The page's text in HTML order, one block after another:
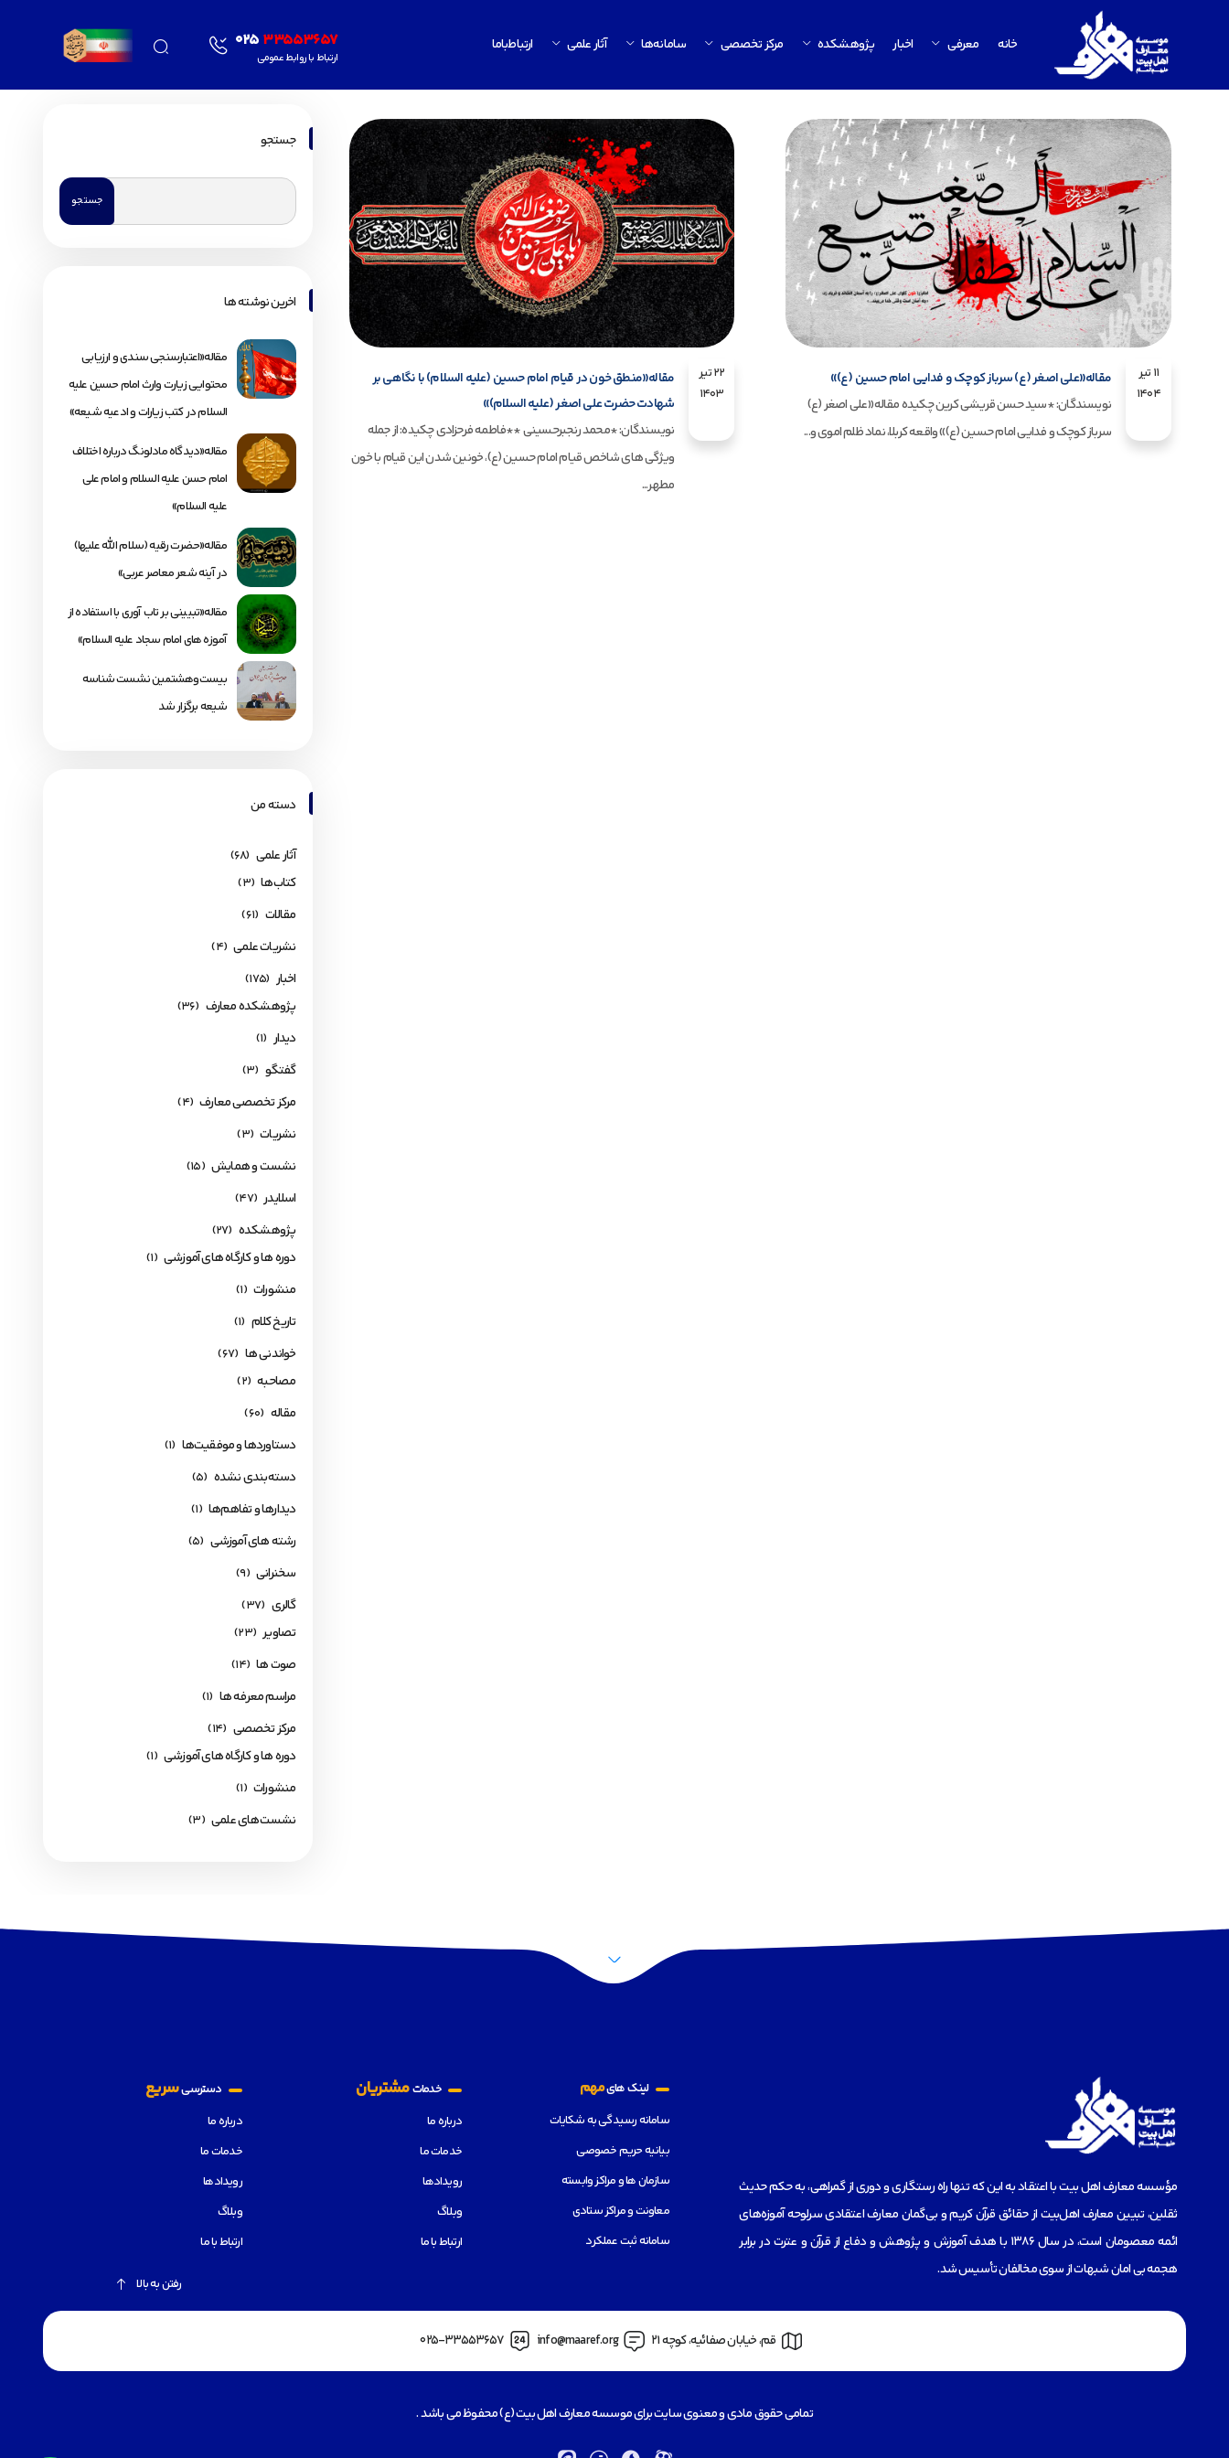
خانه معرفی اخبار پژوهشکده مرکز تخصصی سامانه‌ها آثار علمی ارتباط‌باما 02533553657
ارتباط با روابط عمومی
11 تیر
1404
مقاله«علی اصغر (ع) سرباز کوچک و فدایی امام حسین (ع)»
نویسندگان: *سید حسن قریشی کرین چکیده مقاله«علی اصغر (ع)
سرباز کوچک و فدایی امام حسین (ع)» واقعه کربلا، نماد ظلم اموی و...
22 تیر
1403
مقاله«منطق خون در قیام امام حسین (علیه السلام) با نگاهی بر
شهادت حضرت علی اصغر (علیه السلام)»
نویسندگان: *محمد رنجبرحسینی **فاطمه فرحزادی چکیده: از جمله
ویژگی های شاخص قیام امام حسین (ع)، خونین شدن این قیام با خون
مطهر...
جستجو
اخرین نوشته ها
مقاله«اعتبارسنجی سندی و ارزیابی
محتوایی زیارت وارث امام حسین علیه
السلام در کتب زیارات و ادعیه شیعه»
مقاله«دیدگاه مادلونگ درباره اختلاف
امام حسن علیه السلام و امام علی
علیه السلام»
مقاله«حضرت رقیه (سلام الله علیها)
در آینه شعر معاصر عربی»
مقاله«تبیینی بر تاب آوری با استفاده از
آموزه های امام سجاد علیه السلام»
بیست‌وهشتمین نشست شناسه
شیعه برگزار شد
دسته من
آثار علمی (68)
کتاب‌ها (3)
مقالات (61)
نشریات علمی (4)
اخبار (175)
پژوهشکده معارف (36)
دیدار (1)
گفتگو (3)
مرکز تخصصی معارف (4)
نشریات (3)
نشست و همایش (15)
اسلایدر (47)
پژوهشکده (27)
دوره ها و کارگاه های آموزشی (1)
منشورات (1)
تاریخ کلام (1)
خواندنی ها (67)
مصاحبه (2)
مقاله (60)
دستاوردها و موفقیت‌ها (1)
دسته‌بندی نشده (5)
دیدارها و تفاهم‌ها (1)
رشته های آموزشی (5)
سخنرانی (9)
گالری (37)
تصاویر (23)
صوت ها (14)
مراسم معرفه ها (1)
مرکز تخصصی (14)
دوره ها و کارگاه های آموزشی (1)
منشورات (1)
نشست‌های علمی (3)
مؤسسه‌ معارف اهل بیت با اعتقاد به این که تنها راه رستگاری و دوری از گمراهی، به حکم حدیث
ثقلین، تبیین معارف اهل‌بیت از حقائق قرآن کریم و بی‌گمان معارف اعتقادی سرلوحه آموزه‌های
ائمه معصومان است، در سال 1386 با هدف آموزش و پژوهش و دفاع از قرآن و عترت در برابر
هجمه بی امان شبهات از سوی مخالفان تأسیس شد.
لینک هایمهم
سامانه رسیدگی به شکایات
بیانیه حریم خصوصی
سازمان ها و مراکز وابسته
معاونت و مراکز ستادی
سامانه ثبت عملکرد
خدماتمشتریان
درباره ما
خدمات ما
رویدادها
وبلاگ
ارتباط با ما
دسترسیسریع
درباره ما
خدمات ما
رویدادها
وبلاگ
ارتباط با ما
رفتن به بالا
قم، خیابان صفائیه، کوچه 21 info@maaref.org
025-33553657
تمامی حقوق مادی و معنوی سایت برای موسسه معارف اهل بیت (ع) محفوظ می باشد .